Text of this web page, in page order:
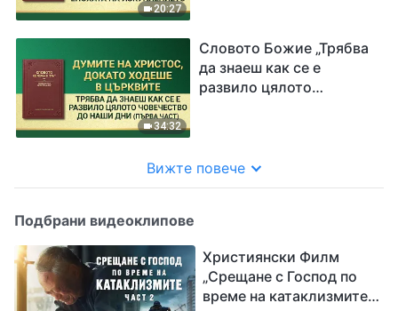
20:27
34:32
Словото Божие „Трябва
да знаеш как се е
развило цялото
Вижте повече
Подбрани видеоклипове
Християнски Филм
„Срещане с Господ по
време на катаклизмите“